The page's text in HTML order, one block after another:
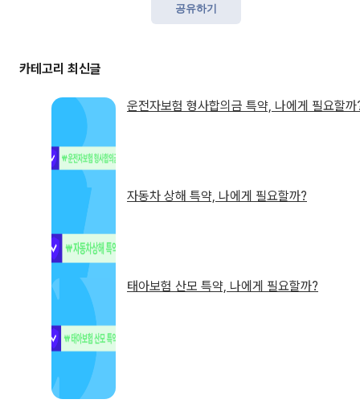
공유하기
운전자보험 형사합의금 특약, 나에게 필요할까
자동차 상해 특약, 나에게 필요할까?
태아보험 산모 특약, 나에게 필요할까?